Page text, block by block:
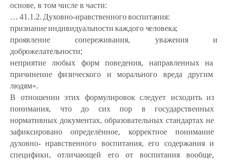
основе, в том числе в части:
… 41.1.2. Духовно-нравственного воспитания:
признаниеиндивидуальности каждого человека;
проявление
сопереживания, уважения
и
доброжелательности;
неприятие любых форм поведения, направленных на
причинение физического и морального вреда другим
людям».
В отношении этих формулировок следует исходить из
понимания, что до сих пор в государственных
нормативных документах, образовательных стандартах не
зафиксировано определённое, корректное понимание
духовно- нравственного воспитания, его содержания и
специфики, отличающей его от воспитания вообще,